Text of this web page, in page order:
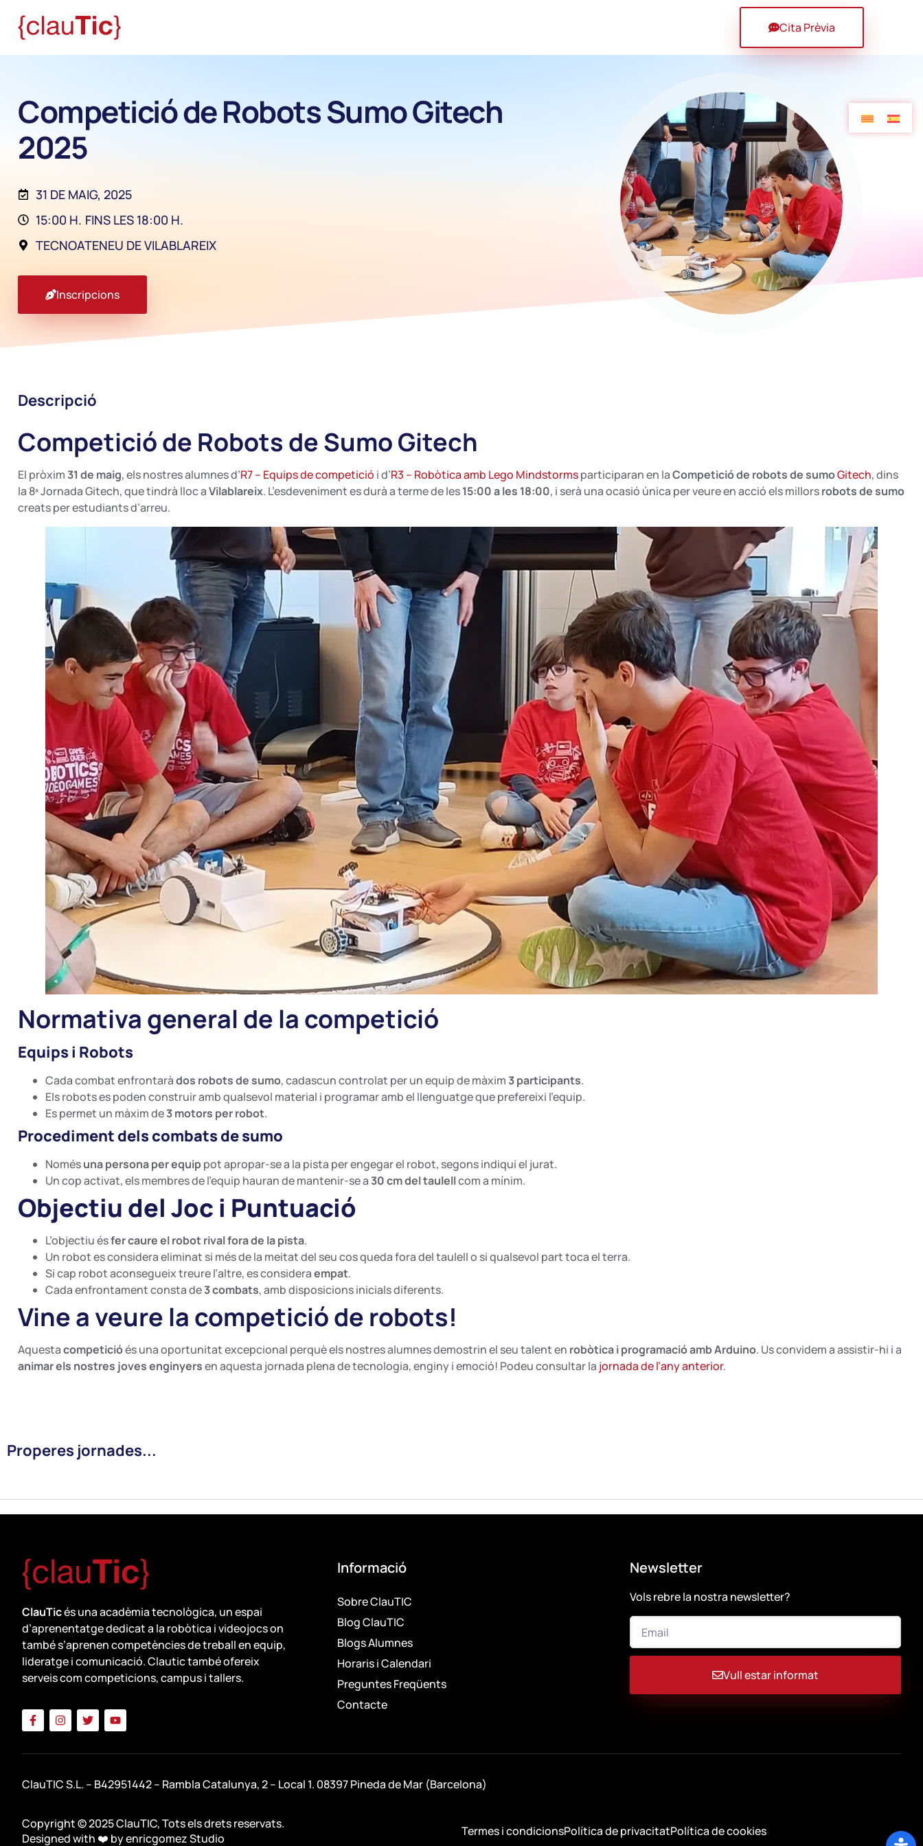
Cita Prèvia
Competició de Robots Sumo Gitech
2025
31 DE MAIG, 2025
15:00 H. FINS LES 18:00 H.
TECNOATENEU DE VILABLAREIX
Inscripcions
Descripció
Competició de Robots de Sumo Gitech
El pròxim31 de maig, els nostres alumnes d’R7 – Equips de competició i d’R3 – Robòtica amb Lego Mindstormsparticiparan en laCompetició de robots de sumoGitech, dins
la 8ª Jornada Gitech, que tindrà lloc aVilablareix. L’esdeveniment es durà a terme de les15:00 a les 18:00, i serà una ocasió única per veure en acció els millorsrobots de sumo
creats per estudiants d’arreu.
Normativa general de la competició
Equips i Robots
Cada combat enfrontaràdos robots de sumo, cadascun controlat per un equip de màxim3 participants.
Els robots es poden construir amb qualsevol material i programar amb el llenguatge que prefereixi l’equip.
Es permet un màxim de3 motors per robot.
Procediment dels combats de sumo
Nomésuna persona per equippot apropar-se a la pista per engegar el robot, segons indiqui el jurat.
Un cop activat, els membres de l’equip hauran de mantenir-se a30 cm del taulellcom a mínim.
Objectiu del Joc i Puntuació
L’objectiu ésfer caure el robot rival fora de la pista.
Un robot es considera eliminat si més de la meitat del seu cos queda fora del taulell o si qualsevol part toca el terra.
Si cap robot aconsegueix treure l’altre, es consideraempat.
Cada enfrontament consta de3 combats, amb disposicions inicials diferents.
Vine a veure la competició de robots!
Aquestacompeticióés una oportunitat excepcional perquè els nostres alumnes demostrin el seu talent en robòtica i programació amb Arduino. Us convidem a assistir-hi i a
animar els nostres joves enginyersen aquesta jornada plena de tecnologia, enginy i emoció! Podeu consultar la jornada de l’any anterior.
Properes jornades...
ClauTicés una acadèmia tecnològica, un espai
d’aprenentatge dedicat a la robòtica i videojocs on
també s’aprenen competències de treball en equip,
lideratge i comunicació. Clautic també ofereix
serveis com competicions, campus i tallers.
Informació
Sobre ClauTIC
Blog ClauTIC
Blogs Alumnes
Horaris i Calendari
Preguntes Freqüents
Contacte
Newsletter
Vols rebre la nostra newsletter?
Vull estar informat
ClauTIC S.L. – B42951442 – Rambla Catalunya, 2 – Local 1. 08397 Pineda de Mar (Barcelona)
Copyright © 2025 ClauTIC, Tots els drets reservats.
Designed with ❤️ byenricgomez Studio Termes i condicionsPolítica de privacitatPolítica de cookies